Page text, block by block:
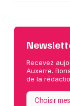
Recevez
Auxerre.
de la
Choisir